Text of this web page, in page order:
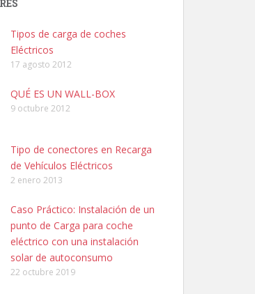
Tipos de carga de coches
Eléctricos
17 agosto 2012
QUÉ ES UN WALL-BOX
9 octubre 2012
Tipo de conectores en Recarga
de Vehículos Eléctricos
2 enero 2013
Caso Práctico: Instalación de un
punto de Carga para coche
eléctrico con una instalación
solar de autoconsumo
22 octubre 2019